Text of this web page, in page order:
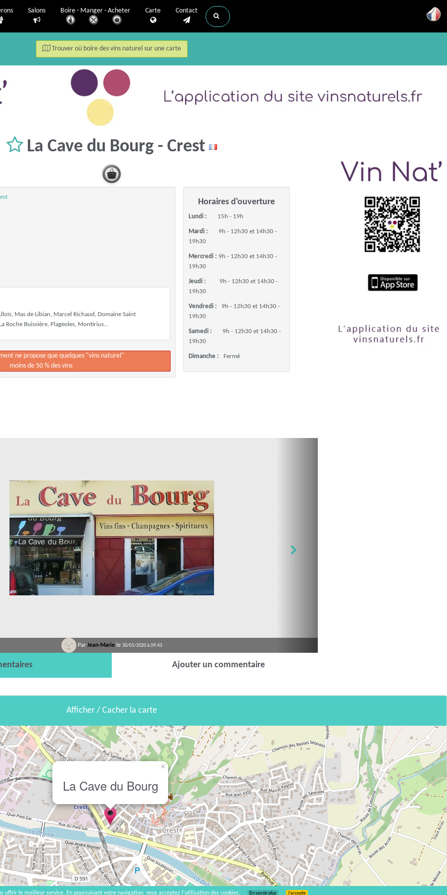
Salons Boire - Manger - Acheter Carte Contact
Trouver où boire des vins naturel sur une carte
La Cave du Bourg - Crest
Mas de Libian, Marcel Richaud, Domaine Saint
Roche Buissière, Plageoles, Montirius...
ne propose que quelques "vins naturel"
moins de 50 % des vins
Horaires d'ouverture
Lundi : 15h - 19h
Mardi :
9h - 12h30 et 14h30 -
19h30
Mercredi : 9h - 12h30 et 14h30 -
19h30
Jeudi :
9h - 12h30 et 14h30 -
19h30
Vendredi :
9h - 12h30 et 14h30 -
19h30
Samedi :
9h - 12h30 et 14h30 -
19h30
Dimanche : Fermé
Par Jean-Marie le 30/01/2020 à 09:43
Ajouter un commentaire
Afficher / Cacher la carte
La Cave du Bourg
×
offrir le meilleur service. En poursuivant votre navigation, vous acceptez l’utilisation des cookies. En savoir plus J’accepte